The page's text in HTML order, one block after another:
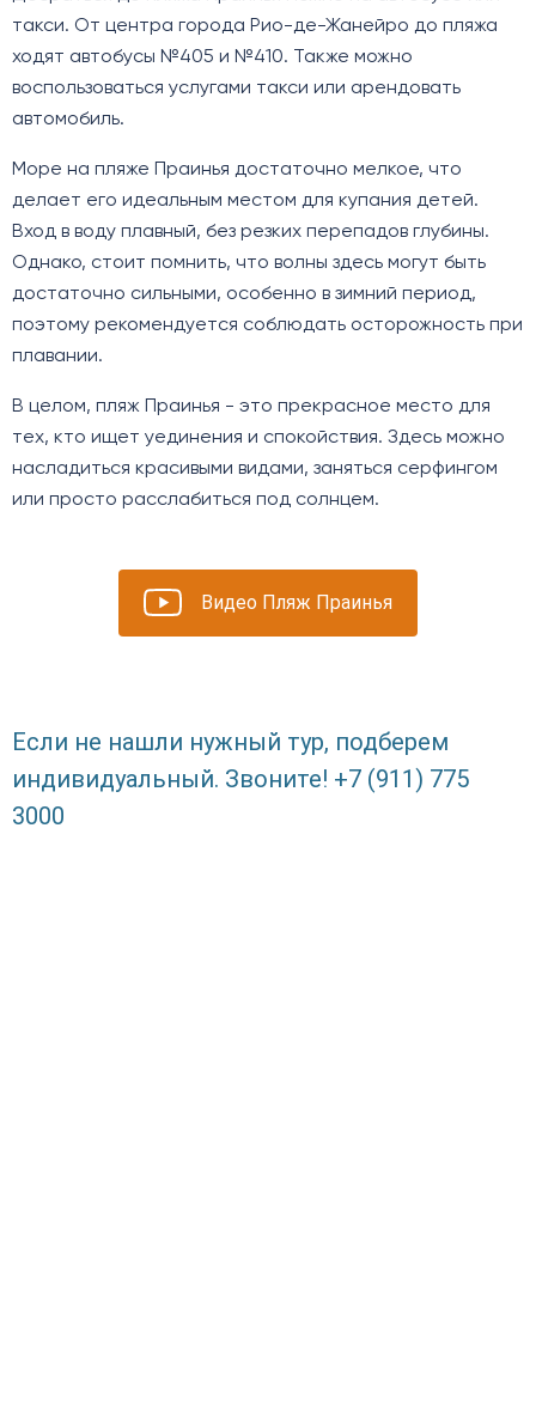
такси. От центра города Рио-де-Жанейро до пляжа
ходят автобусы №405 и №410. Также можно
воспользоваться услугами такси или арендовать
автомобиль.
Море на пляже Праинья достаточно мелкое, что
делает его идеальным местом для купания детей.
Вход в воду плавный, без резких перепадов глубины.
Однако, стоит помнить, что волны здесь могут быть
достаточно сильными, особенно в зимний период,
поэтому рекомендуется соблюдать осторожность при
плавании.
В целом, пляж Праинья - это прекрасное место для
тех, кто ищет уединения и спокойствия. Здесь можно
насладиться красивыми видами, заняться серфингом
или просто расслабиться под солнцем.
Видео Пляж Праинья
Если не нашли нужный тур, подберем
индивидуальный. Звоните! +7 (911) 775
3000